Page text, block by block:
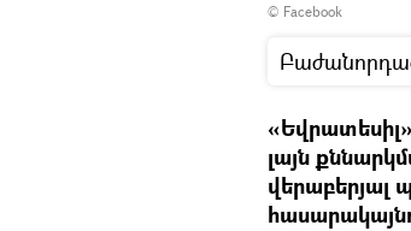
© Facebook
լայն
վերաբերյալ